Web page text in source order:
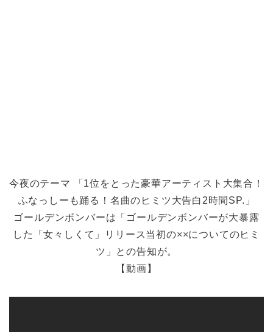
今夜のテーマ 「1位をとった豪華アーティスト大集合！
ふなっしーも踊る！名曲のヒミツ大告白2時間SP.」
ゴールデンボンバーは「ゴールデンボンバーが大暴露
した「女々しくて」リリース当初の××についてのヒミ
ツ」との告知が。
【動画】